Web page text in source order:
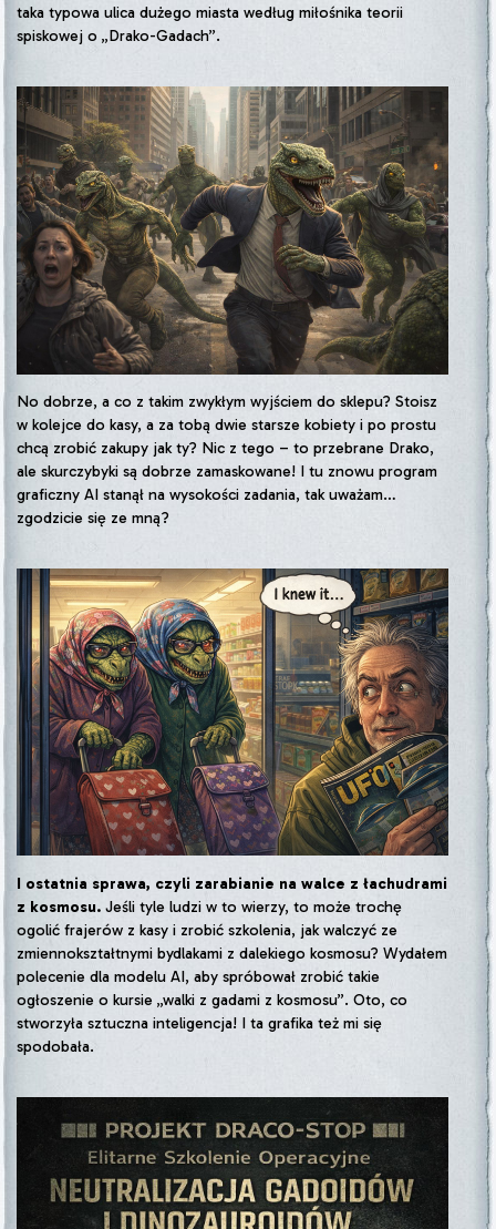
taka typowa ulica dużego miasta według miłośnika teorii
spiskowej o „Drako-Gadach”.
No dobrze, a co z takim zwykłym wyjściem do sklepu? Stoisz
w kolejce do kasy, a za tobą dwie starsze kobiety i po prostu
chcą zrobić zakupy jak ty? Nic z tego – to przebrane Drako,
ale skurczybyki są dobrze zamaskowane! I tu znowu program
graficzny AI stanął na wysokości zadania, tak uważam…
zgodzicie się ze mną?
I ostatnia sprawa, czyli zarabianie na walce z łachudrami
z kosmosu. Jeśli tyle ludzi w to wierzy, to może trochę
ogolić frajerów z kasy i zrobić szkolenia, jak walczyć ze
zmiennokształtnymi bydlakami z dalekiego kosmosu? Wydałem
polecenie dla modelu AI, aby spróbował zrobić takie
ogłoszenie o kursie „walki z gadami z kosmosu”. Oto, co
stworzyła sztuczna inteligencja! I ta grafika też mi się
spodobała.